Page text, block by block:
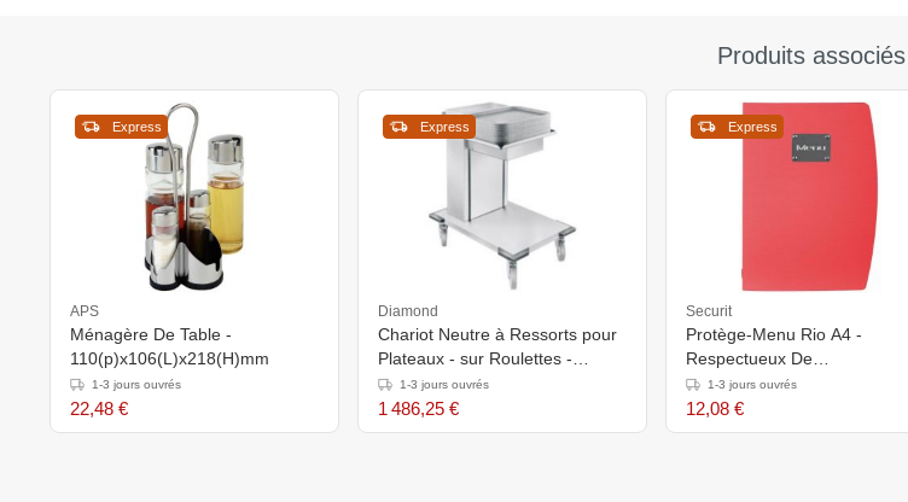
Produits associés
Express
APS
Ménagère De Table -
110(p)x106(L)x218(H)mm
1-3 jours ouvrés
22,48 €
Express
Diamond
Chariot Neutre à Ressorts pour
Plateaux - sur Roulettes -
645x745x(h)910mm - 50Kg
1-3 jours ouvrés
1 486,25 €
Express
Securit
Protège-Menu Rio A4 -
Respectueux De
l’Environnement - Rouge
1-3 jours ouvrés
12,08 €